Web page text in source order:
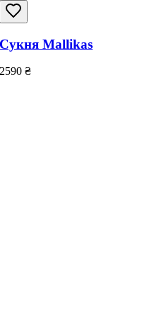
Сукня Mallikas
2590 ₴